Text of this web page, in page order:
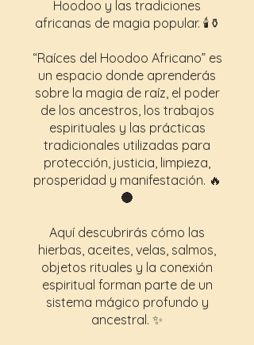
Hoodoo y las tradiciones
africanas de magia popular. 🕯️⚱️
“Raíces del Hoodoo Africano” es
un espacio donde aprenderás
sobre la magia de raíz, el poder
de los ancestros, los trabajos
espirituales y las prácticas
tradicionales utilizadas para
protección, justicia, limpieza,
prosperidad y manifestación. 🔥
🌑
Aquí descubrirás cómo las
hierbas, aceites, velas, salmos,
objetos rituales y la conexión
espiritual forman parte de un
sistema mágico profundo y
ancestral. ✨